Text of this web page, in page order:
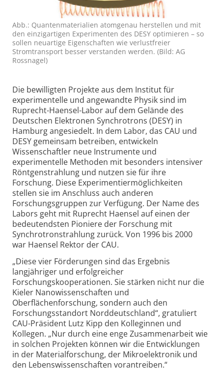
Abb.: Quantenmaterialien atomgenau herstellen und mit
den einzigartigen Experimenten des DESY optimieren – so
sollen neuartige Eigenschaften wie verlustfreier
Stromtransport besser verstanden werden. (Bild: AG
Rossnagel)
Die bewilligten Projekte aus dem Institut für
experimentelle und angewandte Physik sind im
Ruprecht-Haensel-Labor auf dem Gelände des
Deutschen Elektronen Synchrotrons (DESY) in
Hamburg angesiedelt. In dem Labor, das CAU und
DESY gemeinsam betreiben, entwickeln
Wissenschaftler neue Instrumente und
experimentelle Methoden mit besonders intensiver
Röntgenstrahlung und nutzen sie für ihre
Forschung. Diese Experimentiermöglichkeiten
stellen sie im Anschluss auch anderen
Forschungsgruppen zur Verfügung. Der Name des
Labors geht mit Ruprecht Haensel auf einen der
bedeutendsten Pioniere der Forschung mit
Synchrotronstrahlung zurück. Von 1996 bis 2000
war Haensel Rektor der CAU.
„Diese vier Förderungen sind das Ergebnis
langjähriger und erfolgreicher
Forschungskooperationen. Sie stärken nicht nur die
Kieler Nanowissenschaften und
Oberflächenforschung, sondern auch den
Forschungsstandort Norddeutschland“, gratuliert
CAU-Präsident Lutz Kipp den Kolleginnen und
Kollegen. „Nur durch eine enge Zusammenarbeit wie
in solchen Projekten können wir die Entwicklungen
in der Materialforschung, der Mikroelektronik und
den Lebenswissenschaften vorantreiben.“